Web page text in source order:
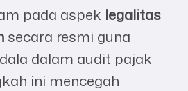
pada aspek legalitas
secara resmi guna
dalam audit pajak
ini mencegah